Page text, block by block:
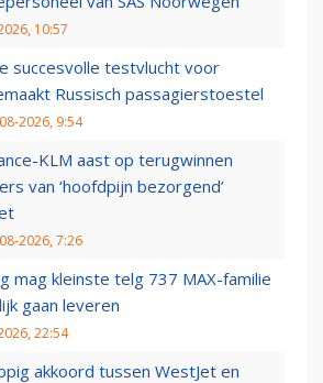
10:57
succesvolle testvlucht voor
Russisch passagierstoestel
2026, 9:54
KLM aast op terugwinnen
van ‘hoofdpijn bezorgend’
2026, 7:26
mag kleinste telg 737 MAX-familie
gaan leveren
22:54
akkoord tussen WestJet en